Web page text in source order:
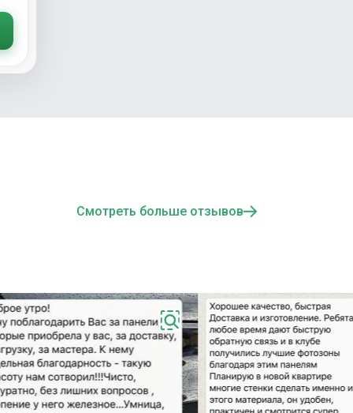
Смотреть больше отзывов